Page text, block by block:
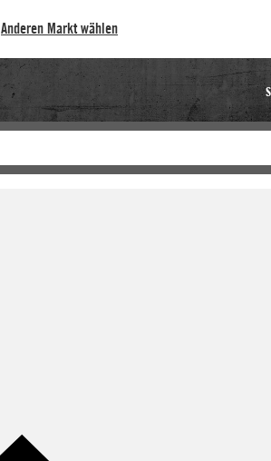
Anderen Markt wählen